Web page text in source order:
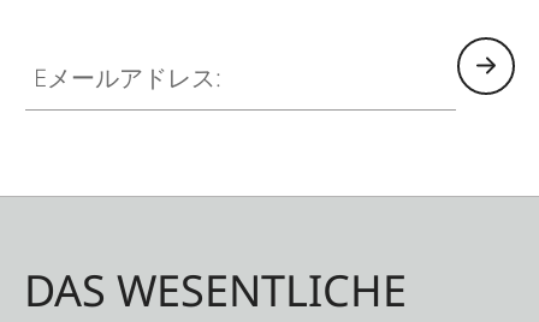
DAS WESENTLICHE